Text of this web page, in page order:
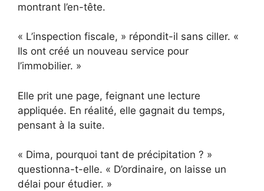
montrant l’en-tête.
« L’inspection fiscale, » répondit-il sans ciller. «
Ils ont créé un nouveau service pour
l’immobilier. »
Elle prit une page, feignant une lecture
appliquée. En réalité, elle gagnait du temps,
pensant à la suite.
« Dima, pourquoi tant de précipitation ? »
questionna-t-elle. « D’ordinaire, on laisse un
délai pour étudier. »